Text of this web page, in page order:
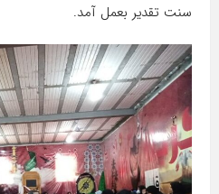
سنت تقدیر بعمل آمد.